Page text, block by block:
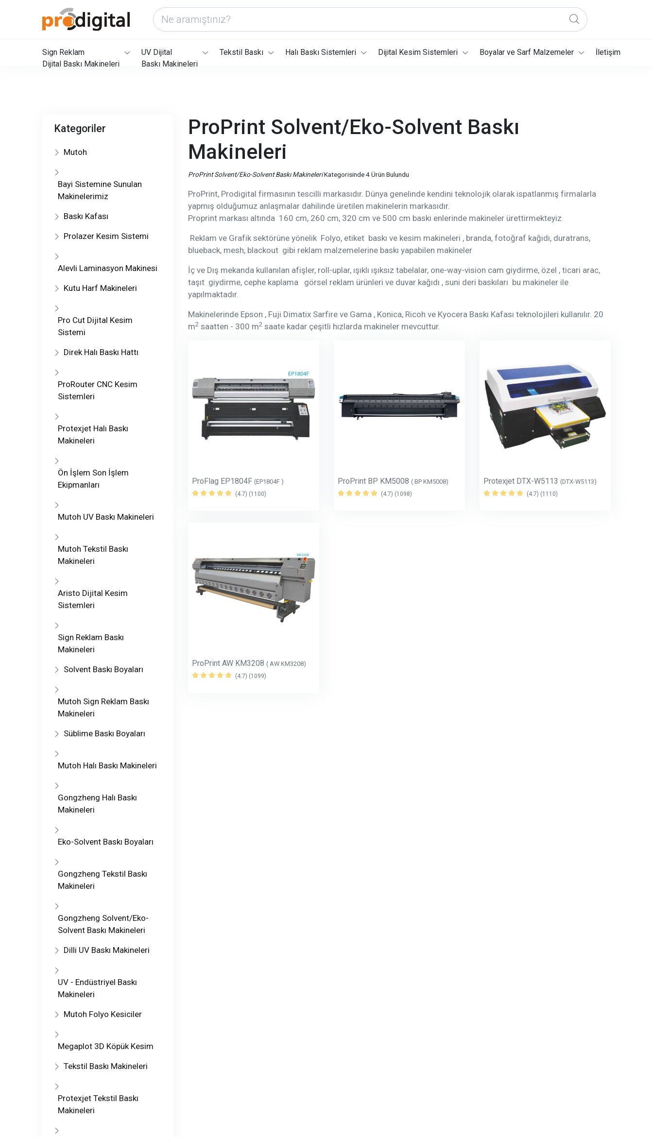
Sign Reklam
Dijital Baskı Makineleri
UV Dijital
Baskı Makineleri
Tekstil Baskı Halı Baskı Sistemleri Dijital Kesim Sistemleri Boyalar ve Sarf Malzemeler İletişim
Kategoriler
Mutoh
Bayi Sistemine Sunulan
Makinelerimiz
Baskı Kafası
Prolazer Kesim Sistemi
Alevli Laminasyon Makinesi
Kutu Harf Makineleri
Pro Cut Dijital Kesim
Sistemi
Direk Halı Baskı Hattı
ProRouter CNC Kesim
Sistemleri
Protexjet Halı Baskı
Makineleri
Ön İşlem Son İşlem
Ekipmanları
Mutoh UV Baskı Makineleri
Mutoh Tekstil Baskı
Makineleri
Aristo Dijital Kesim
Sistemleri
Sign Reklam Baskı
Makineleri
Solvent Baskı Boyaları
Mutoh Sign Reklam Baskı
Makineleri
Süblime Baskı Boyaları
Mutoh Halı Baskı Makineleri
Gongzheng Halı Baskı
Makineleri
Eko-Solvent Baskı Boyaları
Gongzheng Tekstil Baskı
Makineleri
Gongzheng Solvent/Eko-
Solvent Baskı Makineleri
Dilli UV Baskı Makineleri
UV - Endüstriyel Baskı
Makineleri
Mutoh Folyo Kesiciler
Megaplot 3D Köpük Kesim
Tekstil Baskı Makineleri
Protexjet Tekstil Baskı
Makineleri
ProPrint Solvent/Eko-Solvent Baskı
Makineleri
ProPrint Solvent/Eko-Solvent Baskı MakineleriKategorisinde 4 Ürün Bulundu
ProPrint, Prodigital firmasının tescilli markasıdır. Dünya genelinde kendini teknolojik olarak ispatlanmış firmalarla
yapmış olduğumuz anlaşmalar dahilinde üretilen makinelerin markasıdır.
Proprint markası altında 160 cm, 260 cm, 320 cm ve 500 cm baskı enlerinde makineler ürettirmekteyiz.
Reklam ve Grafik sektörüne yönelik Folyo, etiket baskı ve kesim makineleri , branda, fotoğraf kağıdı, duratrans,
blueback, mesh, blackout gibi reklam malzemelerine baskı yapabilen makineler
İç ve Dış mekanda kullanılan afişler, roll-uplar, ışıklı ışıksız tabelalar, one-way-vision cam giydirme, özel , ticari arac,
taşıt giydirme, cephe kaplama görsel reklam ürünleri ve duvar kağıdı , suni deri baskıları bu makineler ile
yapılmaktadır.
Makinelerinde Epson , Fuji Dimatix Sarfire ve Gama , Konica, Ricoh ve Kyocera Baskı Kafası teknolojileri kullanılır. 20
m2 saatten - 300 m2 saate kadar çeşitli hızlarda makineler mevcuttur.
ProFlag EP1804F (EP1804F )
(4.7) (1100)
ProPrint BP KM5008 ( BP KM5008)
(4.7) (1098)
Protexjet DTX-W5113 (DTX-W5113)
(4.7) (1110)
ProPrint AW KM3208 ( AW KM3208)
(4.7) (1099)